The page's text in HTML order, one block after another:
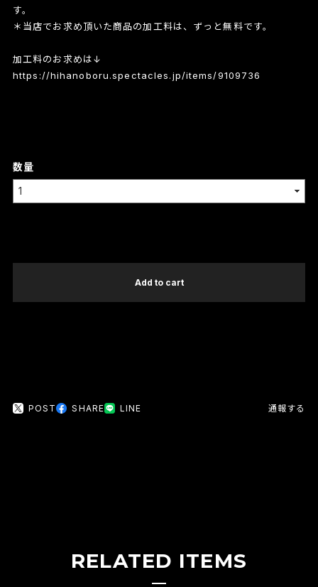
す。
＊当店でお求め頂いた商品の加工料は、ずっと無料です。
加工料のお求めは↓
https://hihanoboru.spectacles.jp/items/9109736
数量
Add to cart
POST SHARE LINE 通報する
RELATED ITEMS